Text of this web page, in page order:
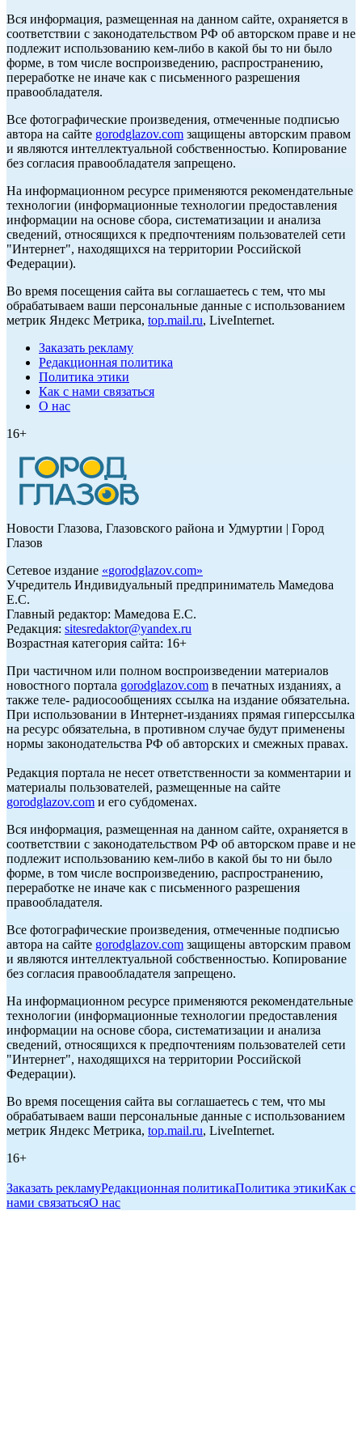
Вся информация, размещенная на данном сайте, охраняется в
соответствии с законодательством РФ об авторском праве и не
подлежит использованию кем-либо в какой бы то ни было
форме, в том числе воспроизведению, распространению,
переработке не иначе как с письменного разрешения
правообладателя.
Все фотографические произведения, отмеченные подписью
автора на сайте gorodglazov.com защищены авторским правом
и являются интеллектуальной собственностью. Копирование
без согласия правообладателя запрещено.
На информационном ресурсе применяются рекомендательные
технологии (информационные технологии предоставления
информации на основе сбора, систематизации и анализа
сведений, относящихся к предпочтениям пользователей сети
"Интернет", находящихся на территории Российской
Федерации).
Во время посещения сайта вы соглашаетесь с тем, что мы
обрабатываем ваши персональные данные с использованием
метрик Яндекс Метрика, top.mail.ru, LiveInternet.
Заказать рекламу
Редакционная политика
Политика этики
Как с нами связаться
О нас
16+
Новости Глазова, Глазовского района и Удмуртии | Город
Глазов
Сетевое издание «gorodglazov.com»
Учредитель Индивидуальный предприниматель Мамедова
Е.С.
Главный редактор: Мамедова Е.С.
Редакция: sitesredaktor@yandex.ru
Возрастная категория сайта: 16+
При частичном или полном воспроизведении материалов
новостного портала gorodglazov.com в печатных изданиях, а
также теле- радиосообщениях ссылка на издание обязательна.
При использовании в Интернет-изданиях прямая гиперссылка
на ресурс обязательна, в противном случае будут применены
нормы законодательства РФ об авторских и смежных правах.
Редакция портала не несет ответственности за комментарии и
материалы пользователей, размещенные на сайте
gorodglazov.com и его субдоменах.
Вся информация, размещенная на данном сайте, охраняется в
соответствии с законодательством РФ об авторском праве и не
подлежит использованию кем-либо в какой бы то ни было
форме, в том числе воспроизведению, распространению,
переработке не иначе как с письменного разрешения
правообладателя.
Все фотографические произведения, отмеченные подписью
автора на сайте gorodglazov.com защищены авторским правом
и являются интеллектуальной собственностью. Копирование
без согласия правообладателя запрещено.
На информационном ресурсе применяются рекомендательные
технологии (информационные технологии предоставления
информации на основе сбора, систематизации и анализа
сведений, относящихся к предпочтениям пользователей сети
"Интернет", находящихся на территории Российской
Федерации).
Во время посещения сайта вы соглашаетесь с тем, что мы
обрабатываем ваши персональные данные с использованием
метрик Яндекс Метрика, top.mail.ru, LiveInternet.
16+
Заказать рекламуРедакционная политикаПолитика этикиКак с
нами связатьсяО нас